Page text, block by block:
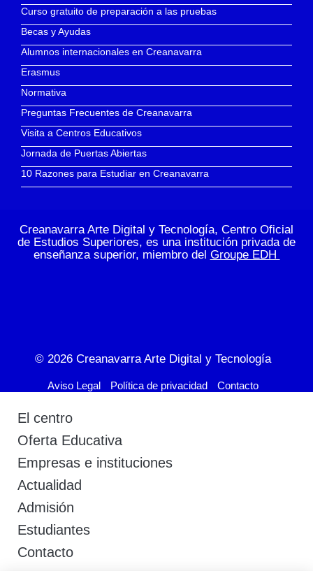
Curso gratuito de preparación a las pruebas
Becas y Ayudas
Alumnos internacionales en Creanavarra
Erasmus
Normativa
Preguntas Frecuentes de Creanavarra
Visita a Centros Educativos
Jornada de Puertas Abiertas
10 Razones para Estudiar en Creanavarra
Creanavarra Arte Digital y Tecnología, Centro Oficial
de Estudios Superiores, es una institución privada de
enseñanza superior, miembro del Groupe EDH
© 2026 Creanavarra Arte Digital y Tecnología
Aviso Legal Política de privacidad Contacto
El centro
Oferta Educativa
Empresas e instituciones
Actualidad
Admisión
Estudiantes
Contacto